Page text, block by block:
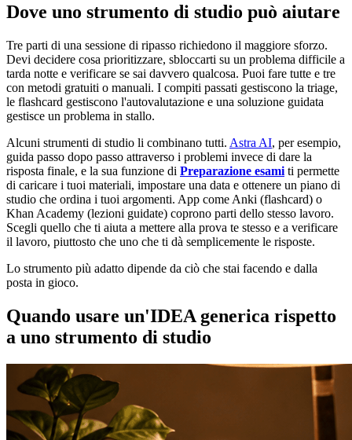
Dove uno strumento di studio può aiutare
Tre parti di una sessione di ripasso richiedono il maggiore sforzo.
Devi decidere cosa prioritizzare, sbloccarti su un problema difficile a
tarda notte e verificare se sai davvero qualcosa. Puoi fare tutte e tre
con metodi gratuiti o manuali. I compiti passati gestiscono la triage,
le flashcard gestiscono l'autovalutazione e una soluzione guidata
gestisce un problema in stallo.
Alcuni strumenti di studio li combinano tutti. Astra AI, per esempio,
guida passo dopo passo attraverso i problemi invece di dare la
risposta finale, e la sua funzione di Preparazione esami ti permette
di caricare i tuoi materiali, impostare una data e ottenere un piano di
studio che ordina i tuoi argomenti. App come Anki (flashcard) o
Khan Academy (lezioni guidate) coprono parti dello stesso lavoro.
Scegli quello che ti aiuta a mettere alla prova te stesso e a verificare
il lavoro, piuttosto che uno che ti dà semplicemente le risposte.
Lo strumento più adatto dipende da ciò che stai facendo e dalla
posta in gioco.
Quando usare un'IDEA generica rispetto
a uno strumento di studio